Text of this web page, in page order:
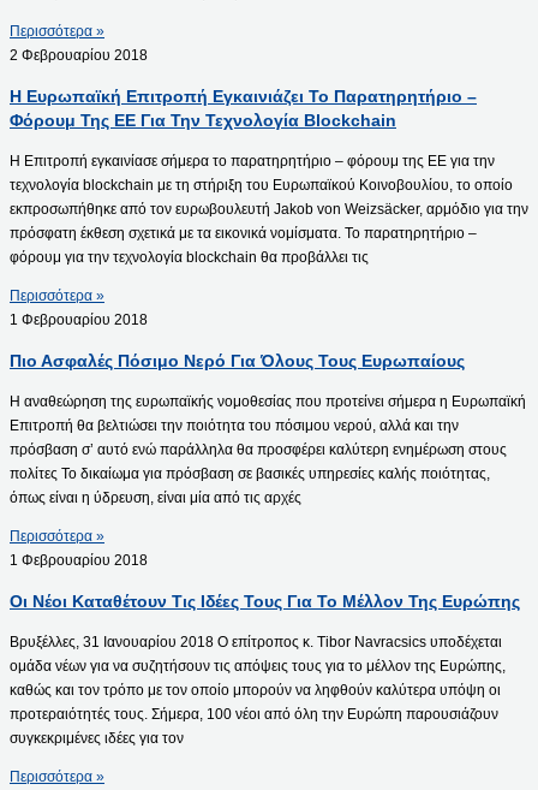
Περισσότερα »
2 Φεβρουαρίου 2018
Η Ευρωπαϊκή Επιτροπή Εγκαινιάζει Το Παρατηρητήριο –
Φόρουμ Της ΕΕ Για Την Τεχνολογία Blockchain
Η Επιτροπή εγκαινίασε σήμερα το παρατηρητήριο – φόρουμ της ΕΕ για την
τεχνολογία blockchain με τη στήριξη του Ευρωπαϊκού Κοινοβουλίου, το οποίο
εκπροσωπήθηκε από τον ευρωβουλευτή Jakob von Weizsäcker, αρμόδιο για την
πρόσφατη έκθεση σχετικά με τα εικονικά νομίσματα. Το παρατηρητήριο –
φόρουμ για την τεχνολογία blockchain θα προβάλλει τις
Περισσότερα »
1 Φεβρουαρίου 2018
Πιο Ασφαλές Πόσιμο Νερό Για Όλους Τους Ευρωπαίους
Η αναθεώρηση της ευρωπαϊκής νομοθεσίας που προτείνει σήμερα η Ευρωπαϊκή
Επιτροπή θα βελτιώσει την ποιότητα του πόσιμου νερού, αλλά και την
πρόσβαση σ’ αυτό ενώ παράλληλα θα προσφέρει καλύτερη ενημέρωση στους
πολίτες Το δικαίωμα για πρόσβαση σε βασικές υπηρεσίες καλής ποιότητας,
όπως είναι η ύδρευση, είναι μία από τις αρχές
Περισσότερα »
1 Φεβρουαρίου 2018
Οι Νέοι Καταθέτουν Τις Ιδέες Τους Για Το Μέλλον Της Ευρώπης
Βρυξέλλες, 31 Ιανουαρίου 2018 Ο επίτροπος κ. Tibor Navracsics υποδέχεται
ομάδα νέων για να συζητήσουν τις απόψεις τους για το μέλλον της Ευρώπης,
καθώς και τον τρόπο με τον οποίο μπορούν να ληφθούν καλύτερα υπόψη οι
προτεραιότητές τους. Σήμερα, 100 νέοι από όλη την Ευρώπη παρουσιάζουν
συγκεκριμένες ιδέες για τον
Περισσότερα »